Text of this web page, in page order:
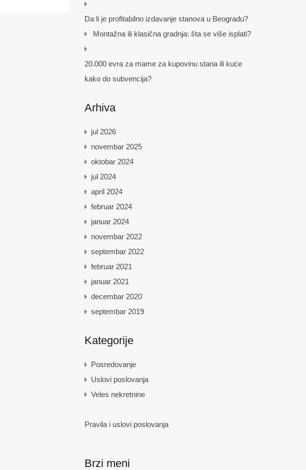
Da li je profitabilno izdavanje stanova u Beogradu?
Montažna ili klasična gradnja: šta se više isplati?
20.000 evra za mame za kupovinu stana ili kuće
kako do subvencija?
Arhiva
jul 2026
novembar 2025
oktobar 2024
jul 2024
april 2024
februar 2024
januar 2024
novembar 2022
septembar 2022
februar 2021
januar 2021
decembar 2020
septembar 2019
Kategorije
Posredovanje
Uslovi poslovanja
Veles nekretnine
Pravila i uslovi poslovanja
Brzi meni